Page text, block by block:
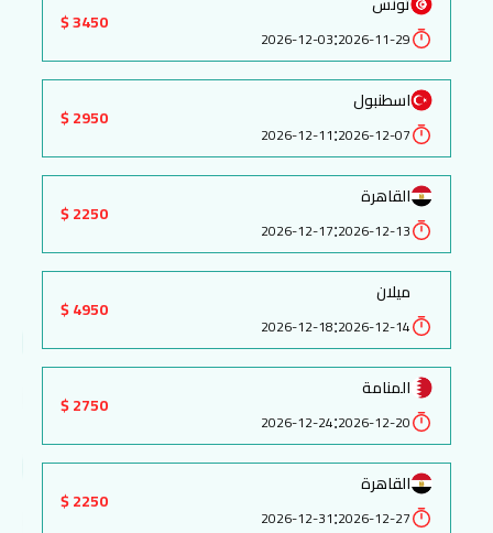
2026-11-29
:
2026-12-03
3450 $
اسطنبول
2026-12-07
:
2026-12-11
2950 $
القاهرة
2026-12-13
:
2026-12-17
2250 $
ميلان
2026-12-14
:
2026-12-18
4950 $
المنامة
2026-12-20
:
2026-12-24
2750 $
القاهرة
2026-12-27
:
2026-12-31
2250 $